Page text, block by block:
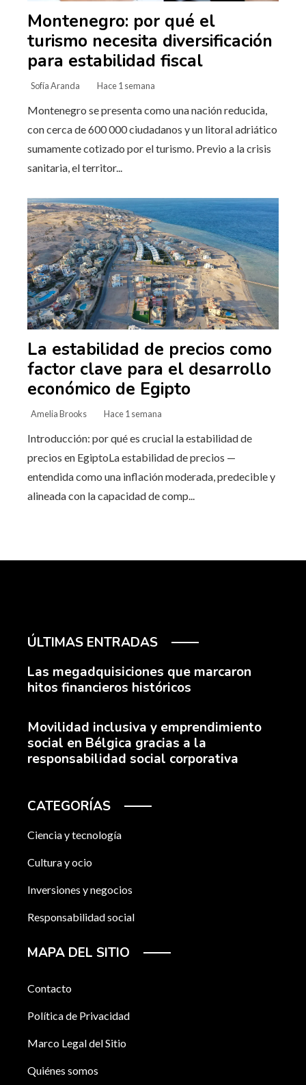
Montenegro: por qué el
turismo necesita diversificación
para estabilidad fiscal
Sofía Aranda Hace 1 semana
Montenegro se presenta como una nación reducida,
con cerca de 600 000 ciudadanos y un litoral adriático
sumamente cotizado por el turismo. Previo a la crisis
sanitaria, el territor...
La estabilidad de precios como
factor clave para el desarrollo
económico de Egipto
Amelia Brooks Hace 1 semana
Introducción: por qué es crucial la estabilidad de
precios en EgiptoLa estabilidad de precios —
entendida como una inflación moderada, predecible y
alineada con la capacidad de comp...
ÚLTIMAS ENTRADAS
Las megadquisiciones que marcaron
hitos financieros históricos
Movilidad inclusiva y emprendimiento
social en Bélgica gracias a la
responsabilidad social corporativa
CATEGORÍAS
Ciencia y tecnología
Cultura y ocio
Inversiones y negocios
Responsabilidad social
MAPA DEL SITIO
Contacto
Política de Privacidad
Marco Legal del Sitio
Quiénes somos